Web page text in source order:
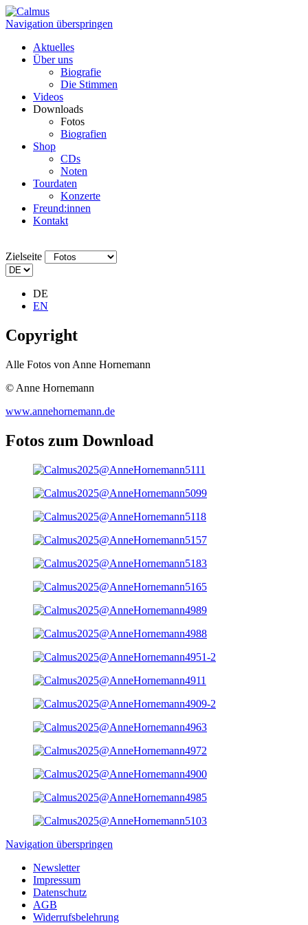
Navigation überspringen
Aktuelles
Über uns
Biografie
Die Stimmen
Videos
Downloads
Fotos
Biografien
Shop
CDs
Noten
Tourdaten
Konzerte
Freund:innen
Kontakt
Zielseite
DE
EN
Copyright
Alle Fotos von Anne Hornemann
© Anne Hornemann
www.annehornemann.de
Fotos zum Download
Navigation überspringen
Newsletter
Impressum
Datenschutz
AGB
Widerrufsbelehrung